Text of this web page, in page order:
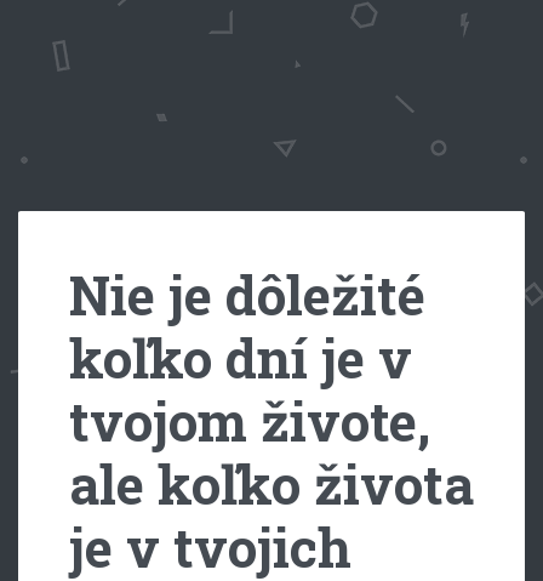
Nie je dôležité
koľko dní je v
tvojom živote,
ale koľko života
je v tvojich